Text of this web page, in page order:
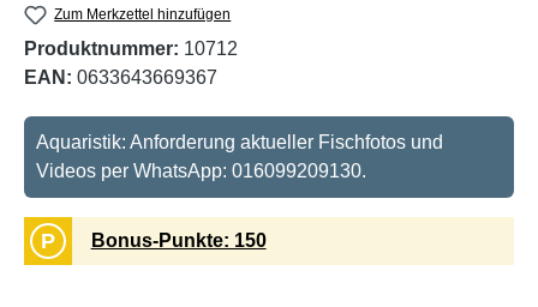
Zum Merkzettel hinzufügen
Produktnummer: 10712
EAN: 0633643669367
Aquaristik: Anforderung aktueller Fischfotos und
Videos per WhatsApp: 016099209130.
P Bonus-Punkte: 150